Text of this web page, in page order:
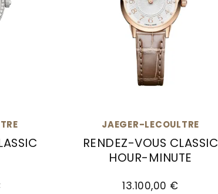
60.000,00 €
JAEGER-LECOULTRE
RENDEZ-VOUS CLASSIC
HOUR-MINUTE
13.100,00 €